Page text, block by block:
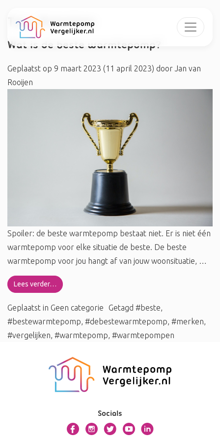
Tag:#merken
Wat is de beste warmtepomp?
Geplaatst op 9 maart 2023 (11 april 2023) door Jan van
Rooijen
Spoiler: de beste warmtepomp bestaat niet. Er is niet één
warmtepomp voor elke situatie de beste. De beste
warmtepomp voor jou hangt af van jouw woonsituatie, …
Lees verder…
Geplaatst in Geen categorie Getagd #beste,
#bestewarmtepomp, #debestewarmtepomp, #merken,
#vergelijken, #warmtepomp, #warmtepompen
Socials